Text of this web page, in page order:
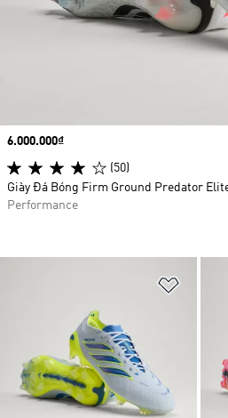
Price
6.000.000₫
(50)
Giày Đá Bóng Firm Ground Predator
Performance